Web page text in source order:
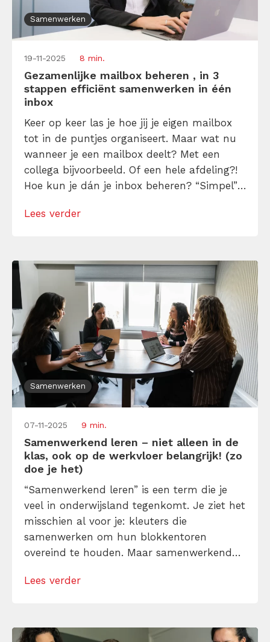
Samenwerken
19-11-2025 8 min.
Gezamenlijke mailbox beheren , in 3
stappen efficiënt samenwerken in één
inbox
Keer op keer las je hoe jij je eigen mailbox
tot in de puntjes organiseert. Maar wat nu
wanneer je een mailbox deelt? Met een
collega bijvoorbeeld. Of een hele afdeling?!
Hoe kun je dán je inbox beheren? “Simpel”,
en ik leer hoe je efficiënt een gezamenlijke
Lees verder
Samenwerken
07-11-2025 9 min.
Samenwerkend leren – niet alleen in de
klas, ook op de werkvloer belangrijk! (zo
doe je het)
“Samenwerkend leren” is een term die je
veel in onderwijsland tegenkomt. Je ziet het
misschien al voor je: kleuters die
samenwerken om hun blokkentoren
overeind te houden. Maar samenwerkend
kleuterschool met een tien en een griffel
Hoe pak je […]
Lees verder